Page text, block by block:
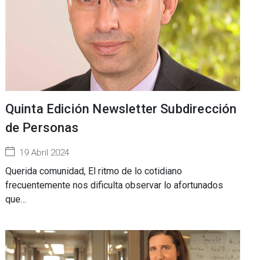
Quinta Edición Newsletter Subdirección
de Personas
19 Abril 2024
Querida comunidad, El ritmo de lo cotidiano
frecuentemente nos dificulta observar lo afortunados
que…